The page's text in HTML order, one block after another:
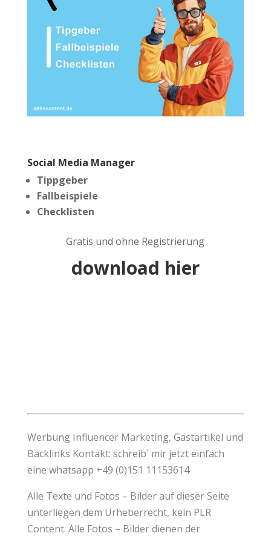
Social Media Manager
Tippgeber
Fallbeispiele
Checklisten
Gratis und ohne Registrierung
download hier
Werbung InfluencerMarketing, Gastartikel und
Backlinks Kontakt: schreib´ mir jetzt einfach
eine whatsapp +49 (0)151 11153614
Alle Texte und Fotos – Bilder auf dieser Seite
unterliegen dem Urheberrecht, kein PLR
Content. Alle Fotos – Bilder dienen der